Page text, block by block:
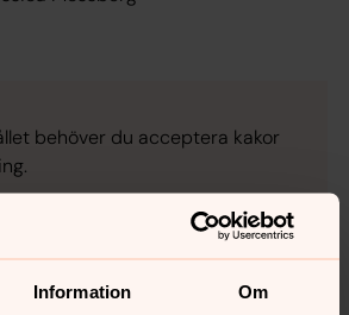
Information Om
behöver du acceptera kakor
i stället.